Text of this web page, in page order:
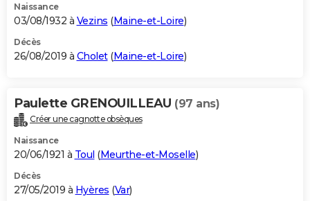
Naissance
03/08/1932 à Vezins (Maine-et-Loire)
Décès
26/08/2019 à Cholet(Maine-et-Loire)
Paulette GRENOUILLEAU (97 ans)
Créer une cagnotte obsèques
Naissance
20/06/1921 à Toul (Meurthe-et-Moselle)
Décès
27/05/2019 à Hyères (Var)